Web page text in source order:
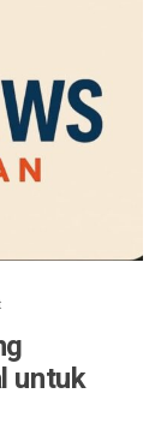
untuk